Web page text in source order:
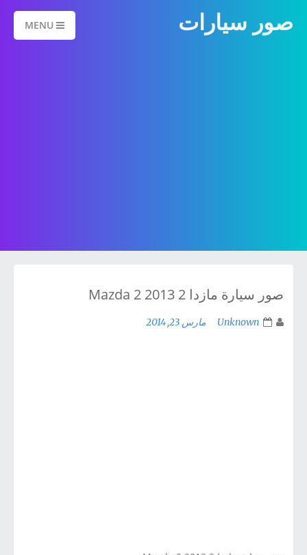
صور سيارات MENU
صور سيارة مازدا 2 2013 Mazda 2
Unknown مارس 23, 2014